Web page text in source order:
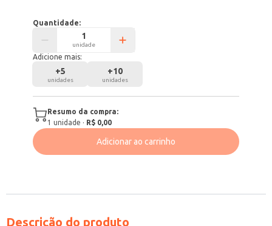
Quantidade:
unidade
Adicione mais:
+5
unidades
+10
unidades
Resumo da compra:
1 unidade · R$ 0,00
Adicionar ao carrinho
Descrição do produto